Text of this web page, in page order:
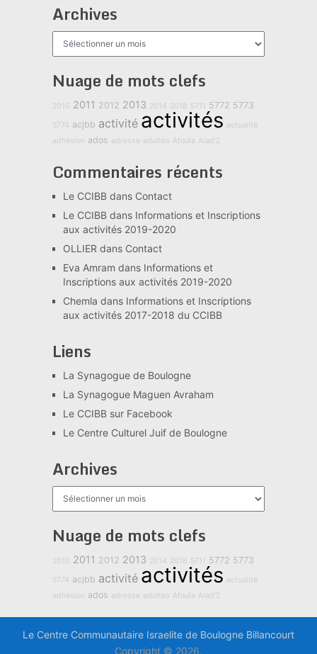
Archives
Archives
Nuage de mots clefs
2010 2011 2012 2013 2014 2018 5711 5772 5773
5774 acjbb activité activités actualité
adhésion ados adresse adultes Afoula Alad'2
Commentaires récents
Le CCIBBdans Contact
Le CCIBBdans Informations et Inscriptions
aux activités 2019-2020
OLLIER dans Contact
Eva Amram dans Informations et
Inscriptions aux activités 2019-2020
Chemla dans Informations et Inscriptions
aux activités 2017-2018 du CCIBB
Liens
La Synagogue de Boulogne
La Synagogue Maguen Avraham
Le CCIBB sur Facebook
Le Centre Culturel Juif de Boulogne
Archives
Archives
Nuage de mots clefs
2010 2011 2012 2013 2014 2018 5711 5772 5773
5774 acjbb activité activités actualité
adhésion ados adresse adultes Afoula Alad'2
Le Centre Communautaire Israelite de Boulogne Billancourt
Copyright © 2026.